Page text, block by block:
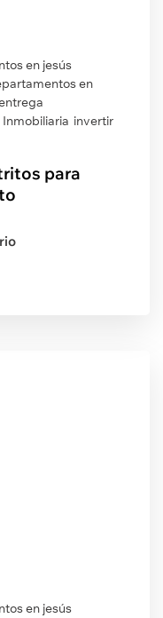
en jesús
en
invertir
para
en jesús